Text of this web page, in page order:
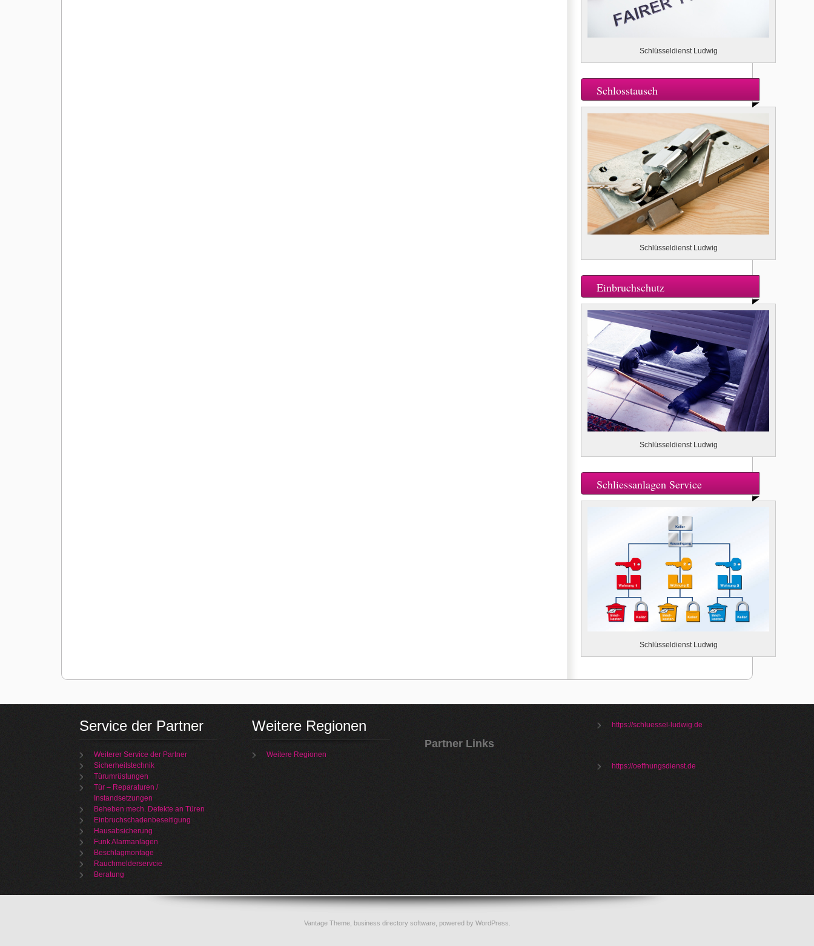
Schlüsseldienst Ludwig
Schlosstausch
Schlüsseldienst Ludwig
Einbruchschutz
Schlüsseldienst Ludwig
Schliessanlagen Service
Schlüsseldienst Ludwig
Service der Partner
Weiterer Service der Partner
Sicherheitstechnik
Türumrüstungen
Tür – Reparaturen /
Instandsetzungen
Beheben mech. Defekte an Türen
Einbruchschadenbeseitigung
Hausabsicherung
Funk Alarmanlagen
Beschlagmontage
Rauchmelderservcie
Beratung
Weitere Regionen
Weitere Regionen
Partner Links
https://schluessel-ludwig.de
https://oeffnungsdienst.de
Vantage Theme, business directory software, powered by WordPress